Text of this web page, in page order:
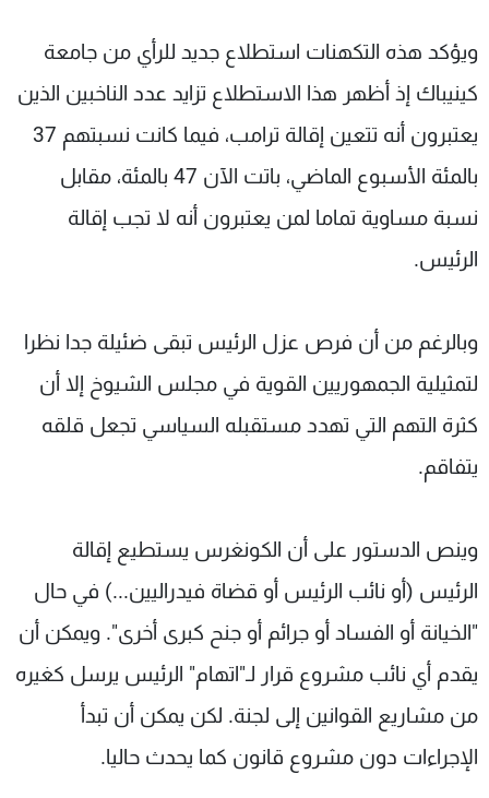
ويؤكد هذه التكهنات استطلاع جديد للرأي من جامعة
كينيباك إذ أظهر هذا الاستطلاع تزايد عدد الناخبين الذين
يعتبرون أنه تتعين إقالة ترامب، فيما كانت نسبتهم 37
بالمئة الأسبوع الماضي، باتت الآن 47 بالمئة، مقابل
نسبة مساوية تماما لمن يعتبرون أنه لا تجب إقالة
الرئيس.
وبالرغم من أن فرص عزل الرئيس تبقى ضئيلة جدا نظرا
لتمثيلية الجمهوريين القوية في مجلس الشيوخ إلا أن
كثرة التهم التي تهدد مستقبله السياسي تجعل قلقه
يتفاقم.
وينص الدستور على أن الكونغرس يستطيع إقالة
الرئيس (أو نائب الرئيس أو قضاة فيدراليين...) في حال
"الخيانة أو الفساد أو جرائم أو جنح كبرى أخرى". ويمكن أن
يقدم أي نائب مشروع قرار لـ"اتهام" الرئيس يرسل كغيره
من مشاريع القوانين إلى لجنة. لكن يمكن أن تبدأ
الإجراءات دون مشروع قانون كما يحدث حاليا.